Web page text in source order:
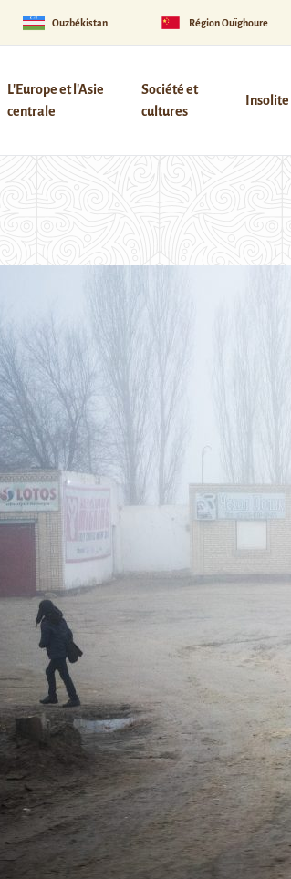
Ouzbékistan Région Ouïghoure
L'Europe et l'Asie
centrale
Société et
cultures
Insolite